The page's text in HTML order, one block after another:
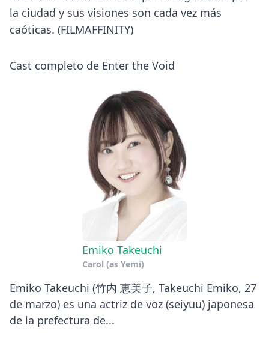
la ciudad y sus visiones son cada vez más
caóticas. (FILMAFFINITY)
Cast completo de Enter the Void
Emiko Takeuchi
Carol (as Yemi)
Emiko Takeuchi (竹内 恵美子, Takeuchi Emiko, 27
de marzo) es una actriz de voz (seiyuu) japonesa
de la prefectura de...